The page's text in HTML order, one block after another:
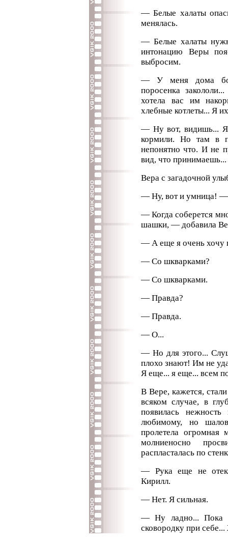
— Белые халаты
менялась.
— Белые халаты
интонацию Веры
выбросим.
— У меня дома
поросенка
хотела вас им
хлебные котлеты... Я
— Ну вот, видишь...
кормили. Но там в
непонятно что. И не
вид, что принимаешь...
Вера с загадочной
— Ну, вот и умница! —
— Когда соберется
шашки, — добавила
— А еще я очень хочу
— Со шкварками?
— Со шкварками.
— Правда?
— Правда.
— О...
— Но для этого...
плохо знают! Им не
Я еще... я еще... всем
В Вере, кажется,
всяком случае, в
появилась
любимому, но
пролетела огромная
молниеносно
распласталась по
— Рука еще не
Кирилл.
— Нет. Я сильная.
— Ну ладно... Пока
сковородку при